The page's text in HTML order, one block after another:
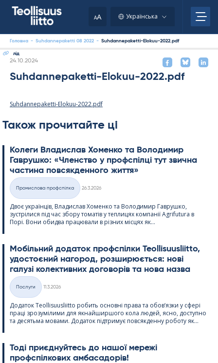
AA Українська
Головна - Suhdannepaketti 08 2022 - Suhdannepaketti-Elokuu-2022.pdf
лід
Kirjoitettu
24.10.2024
Suhdannepaketti-Elokuu-2022.pdf
Suhdannepaketti-Elokuu-2022.pdf
Також прочитайте ці
Колеги Владислав Хоменко та Володимир
Гаврушко: «Членство у профспілці тут звична
частина повсякденного життя»
Категорії
Промислова профспілка
26.3.2026
Двоє українців, Владислав Хоменко та Володимир Гаврушко,
зустрілися під час збору томатів у теплицях компанії Agri­fu­tura в
Порі. Вони обидва працювали в різних місцях як...
Мобільний додаток профспілки Teol­li­suus­liitto,
удостоєний нагород, розширюється: нові
галузі колективних договорів та нова назва
Категорії
Послуги
11.3.2026
Додаток Teol­li­suus­liitto робить основні права та обов’язки у сфері
праці зрозумілими для якнайширшого кола людей, ясно, доступно
та десятьма мовами. Додаток підтримує повсякденну роботу як...
Тоді приєднуйтесь до нашої мережі
профспілкових амбасадорів!